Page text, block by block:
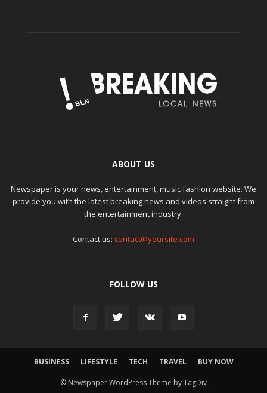
ABOUT US
Newspaper is your news, entertainment, music fashion website. We
provide you with the latest breaking news and videos straight from
the entertainment industry.
Contact us: contact@yoursite.com
FOLLOW US
BUSINESS LIFESTYLE TECH TRAVEL BUY NOW
© Newspaper WordPress Theme by TagDiv